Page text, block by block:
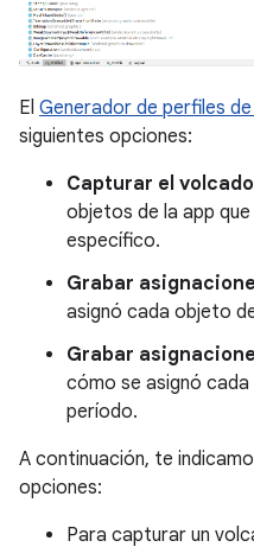
El Generador de perfiles
siguientes opciones:
Capturar el
objetos de la app
específico.
Grabar
asignó cada objeto
Grabar
cómo se asignó
período.
A continuación, te
opciones:
Para capturar un